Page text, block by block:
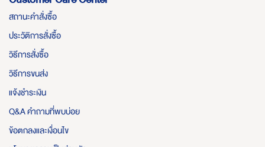
สถานะคำสั่งซื้อ
ประวัติการสั่งซื้อ
วิธีการสั่งซื้อ
วิธีการขนส่ง
แจ้งชำระเงิน
Q&A คำถามที่พบบ่อย
ข้อตกลงและเงื่อนไข